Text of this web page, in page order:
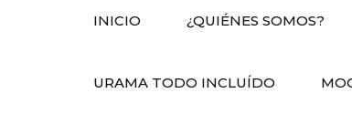
INICIO ¿QUIÉNES SOMOS?
URAMA TODO INCLUÍDO